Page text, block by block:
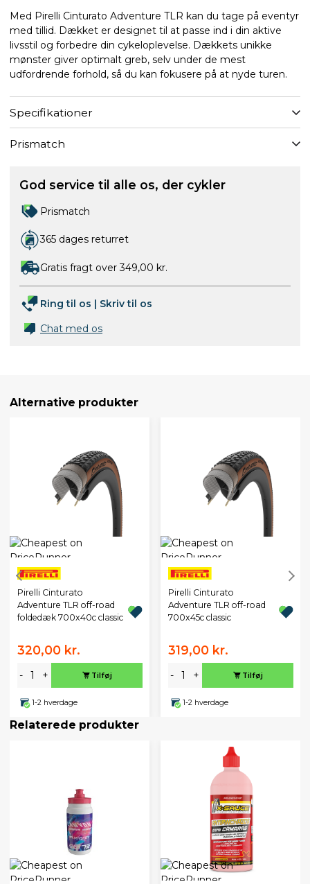
Med Pirelli Cinturato Adventure TLR kan du tage på eventyr
med tillid. Dækket er designet til at passe ind i din aktive
livsstil og forbedre din cykeloplevelse. Dækkets unikke
mønster giver optimalt greb, selv under de mest
udfordrende forhold, så du kan fokusere på at nyde turen.
Specifikationer
Prismatch
God service til alle os, der cykler
Prismatch
365 dages returret
Gratis fragt over 349,00 kr.
Ring til os | Skriv til os
Chat med os
Alternative produkter
Pirelli Cinturato
Adventure TLR off-road
foldedæk 700x40c classic
320,00 kr.
- + Tilføj
1-2 hverdage
Pirelli Cinturato
Adventure TLR off-road
700x45c classic
319,00 kr.
- + Tilføj
1-2 hverdage
Relaterede produkter